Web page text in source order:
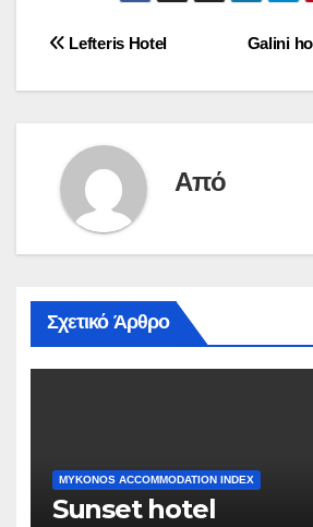
Πλοήγηση
άρθρων
Galini
Lefteris Hotel
Από
Σχετικό Άρθρο
MYKONOS ACCOMMODATION INDEX
Sunset hotel